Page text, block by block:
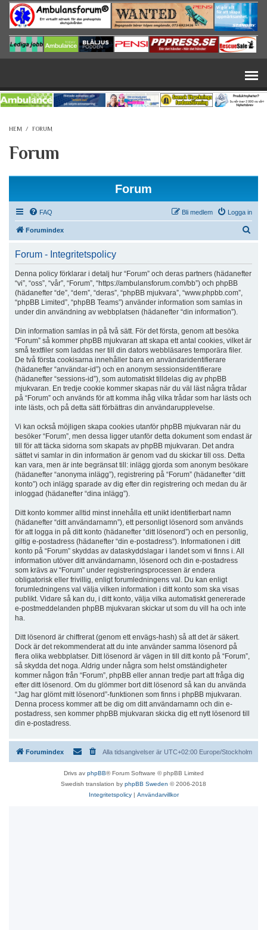
Hoppa till huvudinnehåll
HEM / FORUM
Forum